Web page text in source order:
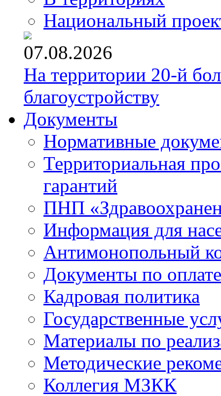
Национальный
07.08.2026
На территории 20-й
благоустройству
Документы
Нормативные
Территориальная
гарантий
ПНП
Информация для
Антимонопольный
Документы по
Кадровая политика
Государственные
Материалы по
Методические
Коллегия МЗКК